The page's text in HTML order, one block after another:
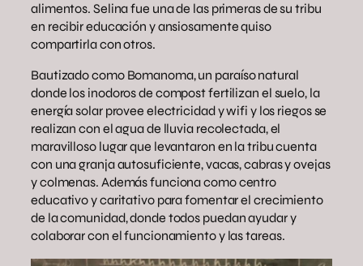
alimentos. Selina fue una de las primeras de su tribu
en recibir educación y ansiosamente quiso
compartirla con otros.
Bautizado como Bomanoma, un paraíso natural
donde los inodoros de compost fertilizan el suelo, la
energía solar provee electricidad y wifi y los riegos se
realizan con el agua de lluvia recolectada, el
maravilloso lugar que levantaron en la tribu cuenta
con una granja autosuficiente, vacas, cabras y ovejas
y colmenas. Además funciona como centro
educativo y caritativo para fomentar el crecimiento
de la comunidad, donde todos puedan ayudar y
colaborar con el funcionamiento y las tareas.